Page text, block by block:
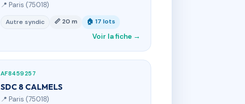
📍 Paris (75018)
Autre syndic 📏 20 m 🏠 17 lots
Voir la fiche →
AF8459257
SDC 8 CALMELS
📍 Paris (75018)